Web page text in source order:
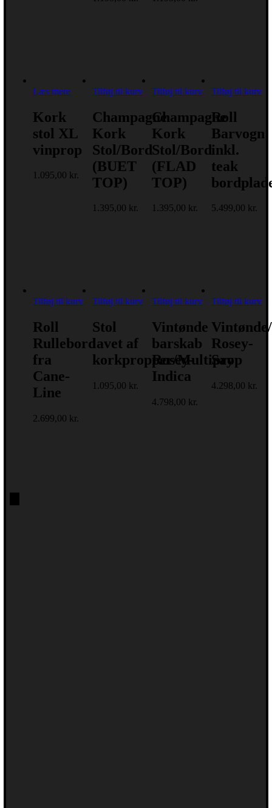
Læs mere
Kork
stol XL
vinprop
1.095,00 kr.
Tilføj til kurv
Champagne
Kork
Stol/Bord
(BUET
TOP)
1.395,00 kr.
Tilføj til kurv
Champagne
Kork
Stol/Bord
(FLAD
TOP)
1.395,00 kr.
Tilføj til kurv
Roll
Barvogn
inkl.
teak
5.499,00 kr.
Tilføj til kurv
Roll
Rullebord
fra
Cane-
Line
2.699,00 kr.
Tilføj til kurv
Stol
lavet af
korkpropper/Multiprop
1.095,00 kr.
Tilføj til kurv
Vintønde
barskab
Rosey-
Indica
4.798,00 kr.
Tilføj til kurv
Rosey-
Say
4.298,00 kr.